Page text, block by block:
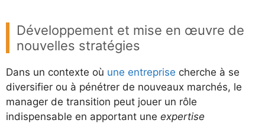
Développement et mise en œuvre de
nouvelles stratégies
Dans un contexte où une entreprise cherche à se
diversifier ou à pénétrer de nouveaux marchés, le
manager de transition peut jouer un rôle
indispensable en apportant une expertise